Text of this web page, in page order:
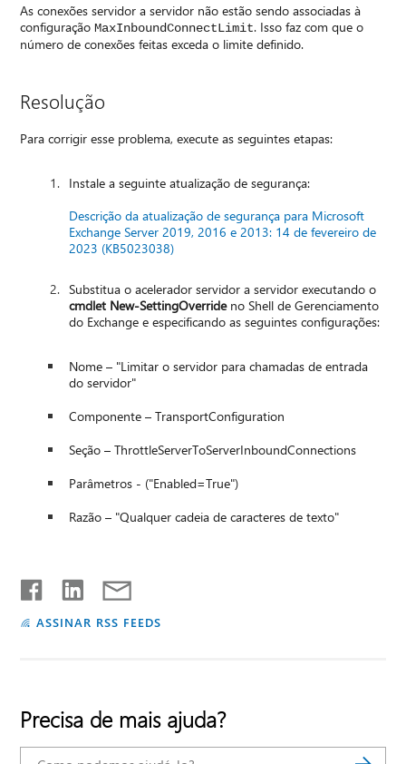
As conexões servidor a servidor não estão sendo associadas à
configuraçãoMaxInboundConnectLimit. Isso faz com que o
número de conexões feitas exceda o limite definido.
Resolução
Para corrigir esse problema, execute as seguintes etapas:
Instale a seguinte atualização de segurança:
Descrição da atualização de segurança para Microsoft
Exchange Server 2019, 2016 e 2013: 14 de fevereiro de
2023 (KB5023038)
Substitua o acelerador servidor a servidor executando o
cmdlet New-SettingOverride no Shell de Gerenciamento
do Exchange e especificando as seguintes configurações:
Nome – "Limitar o servidor para chamadas de entrada
do servidor"
Componente – TransportConfiguration
Seção – ThrottleServerToServerInboundConnections
Parâmetros - ("Enabled=True")
Razão – "Qualquer cadeia de caracteres de texto"
ASSINAR RSS FEEDS
Precisa de mais ajuda?